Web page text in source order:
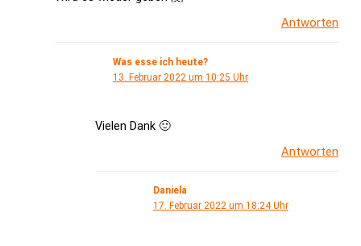
Antworten
Was esse ich heute?
13. Februar 2022 um 10:25 Uhr
Vielen Dank 🙂
Antworten
Daniela
17. Februar 2022 um 18:24 Uhr